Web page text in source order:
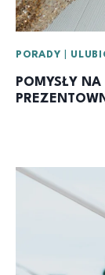
PORADY
POMYSŁY